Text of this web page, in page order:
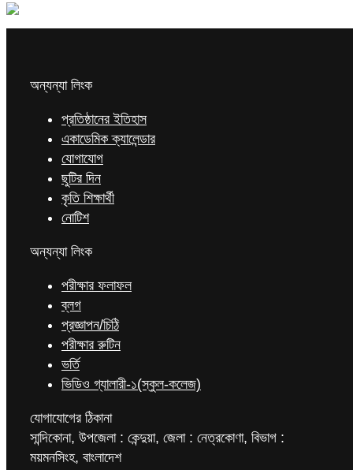
অন্যন্যা লিংক
প্রতিষ্ঠানের ইতিহাস
একাডেমিক ক্যালেন্ডার
যোগাযোগ
ছুটির দিন
কৃতি শিক্ষার্থী
নোটিশ
অন্যন্যা লিংক
পরীক্ষার ফলাফল
ব্লগ
প্রজ্ঞাপন/চিঠি
পরীক্ষার রুটিন
ভর্তি
ভিডিও গ্যালারী-১(স্কুল-কলেজ)
যোগাযোগের ঠিকানা
সান্দিকোনা, উপজেলা : কেন্দুয়া, জেলা : নেত্রকোণা, বিভাগ :
ময়মনসিংহ, বাংলাদেশ